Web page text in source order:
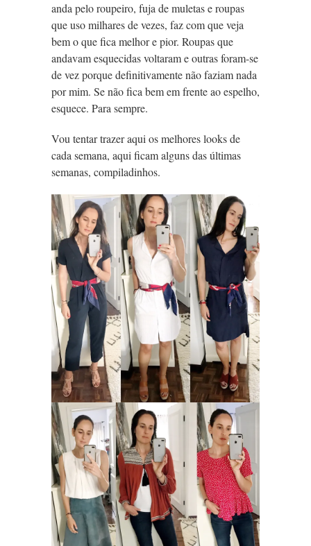
anda pelo roupeiro, fuja de muletas e roupas
que uso milhares de vezes, faz com que veja
bem o que fica melhor e pior. Roupas que
andavam esquecidas voltaram e outras foram-se
de vez porque definitivamente não faziam nada
por mim. Se não fica bem em frente ao espelho,
esquece. Para sempre.
Vou tentar trazer aqui os melhores looks de
cada semana, aqui ficam alguns das últimas
semanas, compiladinhos.